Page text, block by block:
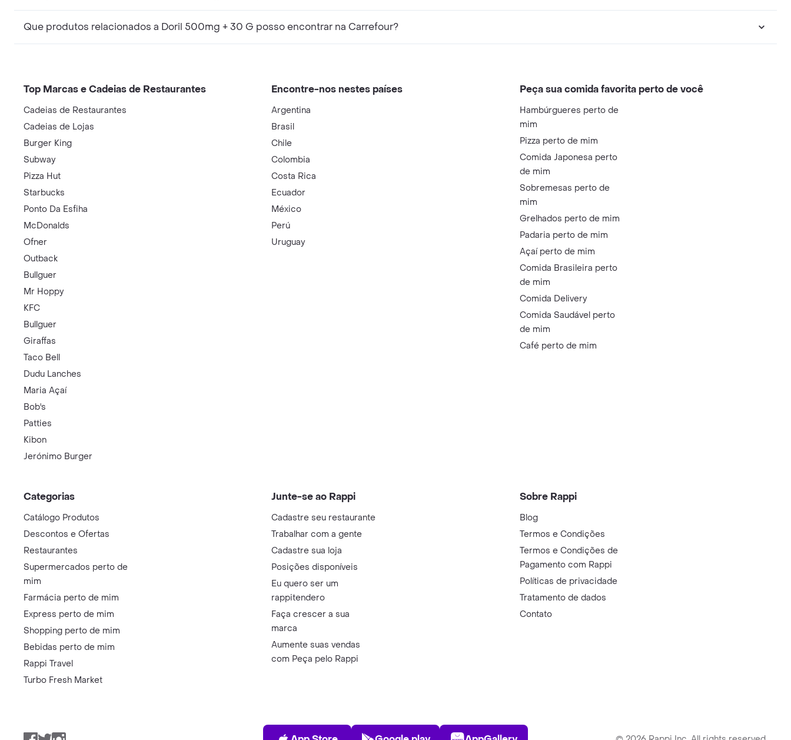
Que produtos relacionados a Doril 500mg + 30 G posso encontrar na Carrefour?
Top Marcas e Cadeias de Restaurantes
Cadeias de Restaurantes
Cadeias de Lojas
Burger King
Subway
Pizza Hut
Starbucks
Ponto Da Esfiha
McDonalds
Ofner
Outback
Bullguer
Mr Hoppy
KFC
Bullguer
Giraffas
Taco Bell
Dudu Lanches
Maria Açaí
Bob's
Patties
Kibon
Jerónimo Burger
Encontre-nos nestes países
Argentina
Brasil
Chile
Colombia
Costa Rica
Ecuador
México
Perú
Uruguay
Peça sua comida favorita perto de você
Hambúrgueres perto de
mim
Pizza perto de mim
Comida Japonesa perto
de mim
Sobremesas perto de
mim
Grelhados perto de mim
Padaria perto de mim
Açaí perto de mim
Comida Brasileira perto
de mim
Comida Delivery
Comida Saudável perto
de mim
Café perto de mim
Categorias
Catálogo Produtos
Descontos e Ofertas
Restaurantes
Supermercados perto de
mim
Farmácia perto de mim
Express perto de mim
Shopping perto de mim
Bebidas perto de mim
Rappi Travel
Turbo Fresh Market
Junte-se ao Rappi
Cadastre seu restaurante
Trabalhar com a gente
Cadastre sua loja
Posições disponíveis
Eu quero ser um
rappitendero
Faça crescer a sua
marca
Aumente suas vendas
com Peça pelo Rappi
Sobre Rappi
Blog
Termos e Condições
Termos e Condições de
Pagamento com Rappi
Políticas de privacidade
Tratamento de dados
Contato
App Store Play Store AppGallery